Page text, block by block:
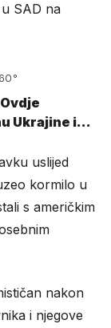
SAD na
Ukrajine i
uslijed
kormilo u
s američkim
nakon
i njegove